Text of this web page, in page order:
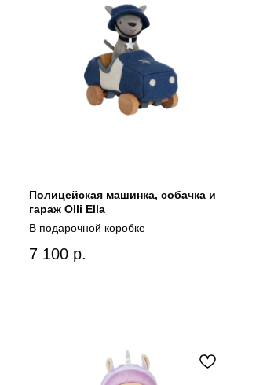
Полицейская машинка, собачка и
гараж Olli Ella
В подарочной коробке
7 100 р.